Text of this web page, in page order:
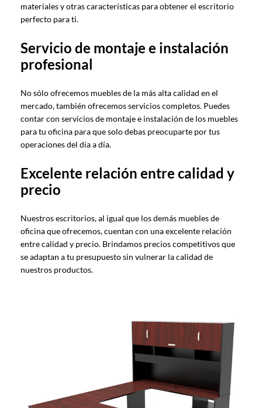
materiales y otras características para obtener el escritorio
perfecto para ti.
Servicio de montaje e instalación
profesional
No sólo ofrecemos muebles de la más alta calidad en el
mercado, también ofrecemos servicios completos. Puedes
contar con servicios de montaje e instalación de los muebles
para tu oficina para que solo debas preocuparte por tus
operaciones del día a día.
Excelente relación entre calidad y
precio
Nuestros escritorios, al igual que los demás muebles de
oficina que ofrecemos, cuentan con una excelente relación
entre calidad y precio. Brindamos precios competitivos que
se adaptan a tu presupuesto sin vulnerar la calidad de
nuestros productos.